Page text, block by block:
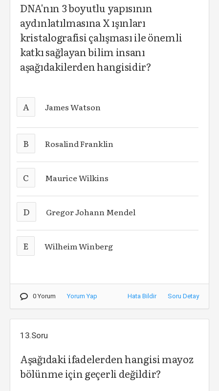
DNA'nın 3 boyutlu yapısının
aydınlatılmasına X ışınları
kristalografisi çalışması ile önemli
katkı sağlayan bilim insanı
aşağıdakilerden hangisidir?
A James Watson
B Rosalind Franklin
C Maurice Wilkins
D Gregor Johann Mendel
E Wilheim Winberg
0 Yorum Yorum Yap Hata Bildir Soru Detay
13.Soru
Aşağıdaki ifadelerden hangisi mayoz
bölünme için geçerli değildir?